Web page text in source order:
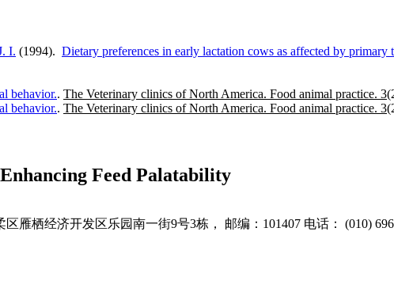
I. (1994). Dietary preferences in early lactation cows as affected by primary
behavior.. The Veterinary clinics of North America. Food animal practice. 3
behavior.. The Veterinary clinics of North America. Food animal practice. 3
Feed Palatability
雁栖经济开发区乐园南一街9号3栋， 邮编：101407 电话： (010)